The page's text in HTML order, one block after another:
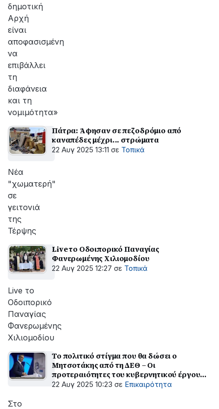
δημοτική
Αρχή
είναι
αποφασισμένη
να
επιβάλλει
τη
διαφάνεια
και τη
νομιμότητα»
Πάτρα: Άφησαν σε πεζοδρόμιο από
καναπέδες μέχρι... στρώματα
22 Αυγ 2025 13:11 σε Τοπικά
Νέα
"χωματερή"
σε
γειτονιά
της
Τέρψης
Live το Οδοιπορικό Παναγίας
Φανερωμένης Χιλιομοδίου
22 Αυγ 2025 12:27 σε Τοπικά
Live το
Οδοιπορικό
Παναγίας
Φανερωμένης
Χιλιομοδίου
Το πολιτικό στίγμα που θα δώσει ο
Μητσοτάκης από τη ΔΕΘ – Οι
προτεραιότητες του κυβερνητικού έργου
και οι μεταρρυθμίσεις
22 Αυγ 2025 10:23 σε Επικαιρότητα
Στο